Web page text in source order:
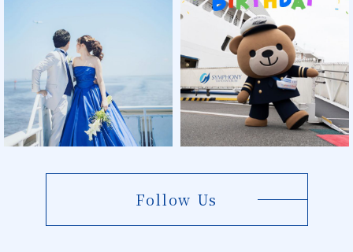
Follow Us